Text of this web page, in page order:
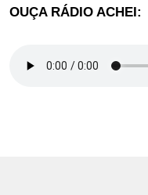
OUÇA RÁDIO ACHEI: